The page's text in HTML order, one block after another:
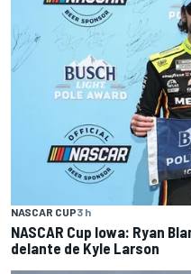
NASCAR CUP3 h
NASCAR Cup Iowa: Ryan
delante de Kyle Larson